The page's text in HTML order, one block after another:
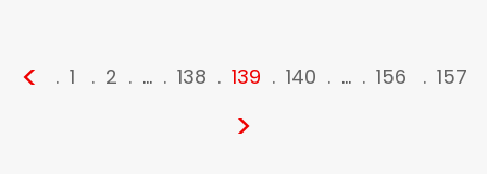
< 1 2 … 138 139 140 … 156 157
>